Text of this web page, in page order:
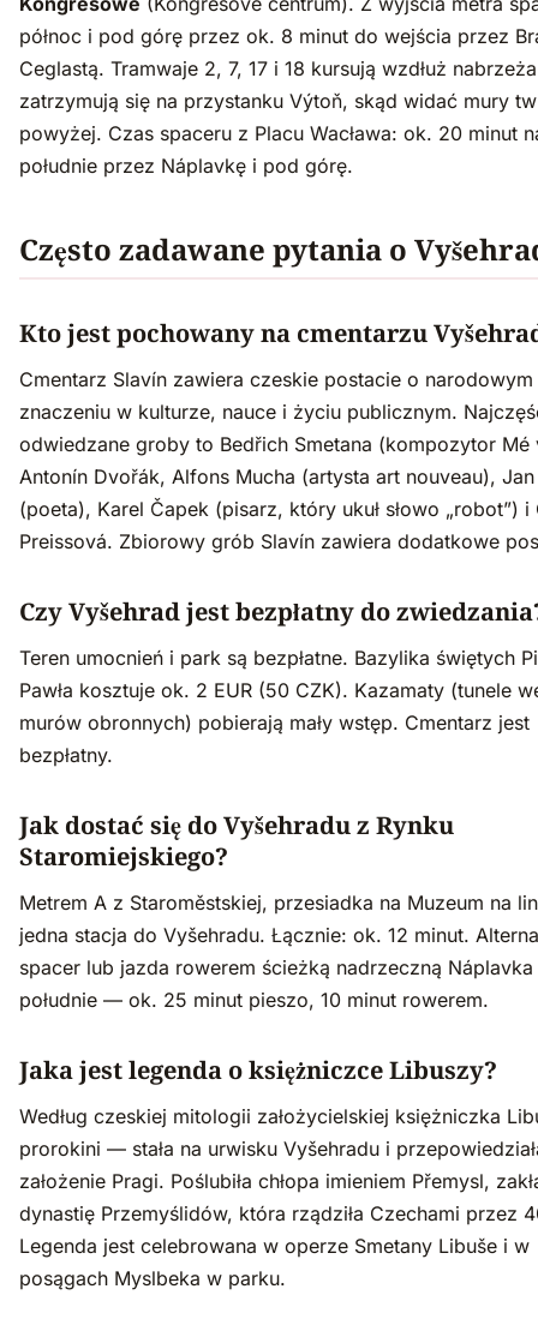
północ i pod górę przez ok. 8 minut do wejścia przez
Ceglastą. Tramwaje 2, 7, 17 i 18 kursują wzdłuż
zatrzymują się na przystanku Výtoň, skąd widać mury
powyżej. Czas spaceru z Placu Wacława: ok. 20 minut
południe przez Náplavkę i pod górę.
Często zadawane pytania o
Kto jest pochowany na cmentarzu
Cmentarz Slavín zawiera czeskie postacie o narodowym
znaczeniu w kulturze, nauce i życiu publicznym.
odwiedzane groby to Bedřich Smetana (kompozytor Mé
Antonín Dvořák, Alfons Mucha (artysta art nouveau),
(poeta), Karel Čapek (pisarz, który ukuł słowo „robot”) i
Preissová. Zbiorowy grób Slavín zawiera dodatkowe
Czy Vyšehrad jest bezpłatny do
Teren umocnień i park są bezpłatne. Bazylika świętych
Pawła kosztuje ok. 2 EUR (50 CZK). Kazamaty (tunele
murów obronnych) pobierają mały wstęp. Cmentarz jest
bezpłatny.
Jak dostać się do Vyšehradu z Rynku
Staromiejskiego?
Metrem A z Staroměstskiej, przesiadka na Muzeum na
jedna stacja do Vyšehradu. Łącznie: ok. 12 minut.
spacer lub jazda rowerem ścieżką nadrzeczną Náplavka
południe — ok. 25 minut pieszo, 10 minut rowerem.
Jaka jest legenda o księżniczce Libuszy?
Według czeskiej mitologii założycielskiej księżniczka
prorokini — stała na urwisku Vyšehradu i
założenie Pragi. Poślubiła chłopa imieniem Přemysl,
dynastię Przemyślidów, która rządziła Czechami przez
Legenda jest celebrowana w operze Smetany Libuše i w
posągach Myslbeka w parku.